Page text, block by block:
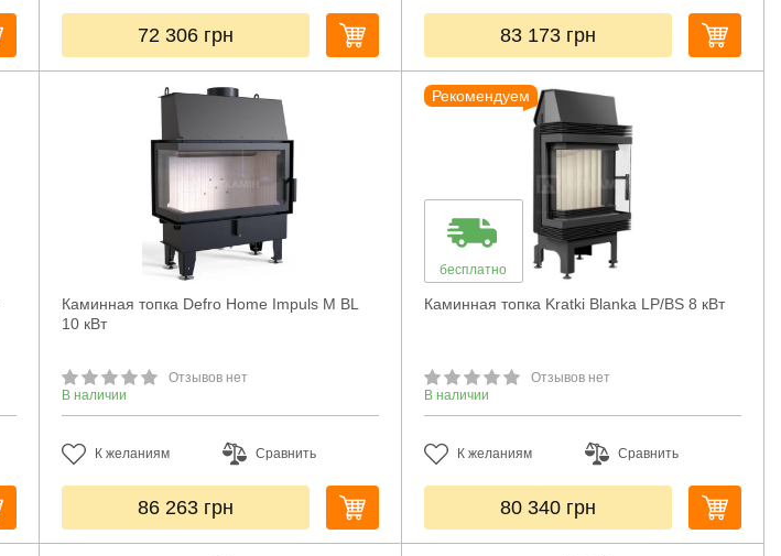
72 306 грн 83 173 грн
Каминная топка Defro Home Impuls M BL
10 кВт
Отзывов нет
В наличии
К желаниям Сравнить
86 263 грн
Рекомендуем
бесплатно
Каминная топка Kratki Blanka LP/BS 8 кВт
Отзывов нет
В наличии
К желаниям Сравнить
80 340 грн